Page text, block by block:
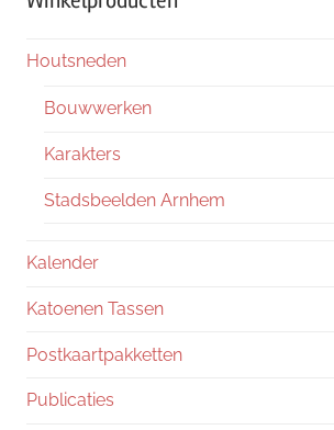
Houtsneden
Bouwwerken
Karakters
Stadsbeelden Arnhem
Kalender
Katoenen Tassen
Postkaartpakketten
Publicaties